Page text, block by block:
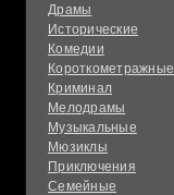
Драмы
Исторические
Комедии
Короткометражные
Криминал
Мелодрамы
Музыкальные
Мюзиклы
Приключения
Семейные